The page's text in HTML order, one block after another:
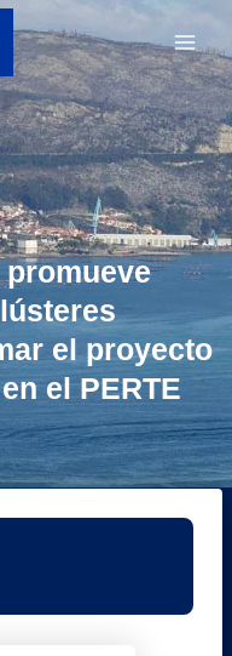
Main
promueve
el proyecto
el PERTE